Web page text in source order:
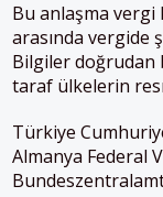
Bu anlaşma vergi
arasında vergide
Bilgiler doğrudan
taraf ülkelerin
Türkiye
Almanya Federal